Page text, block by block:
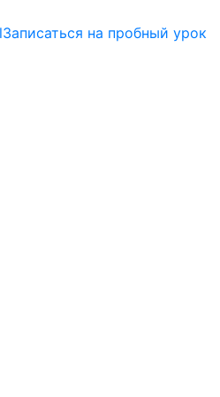
Записаться на пробный урок